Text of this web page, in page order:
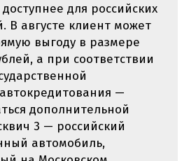
для российских
В августе клиент может
выгоду в размере
а при соответствии
—
дополнительной
3 — российский
автомобиль,